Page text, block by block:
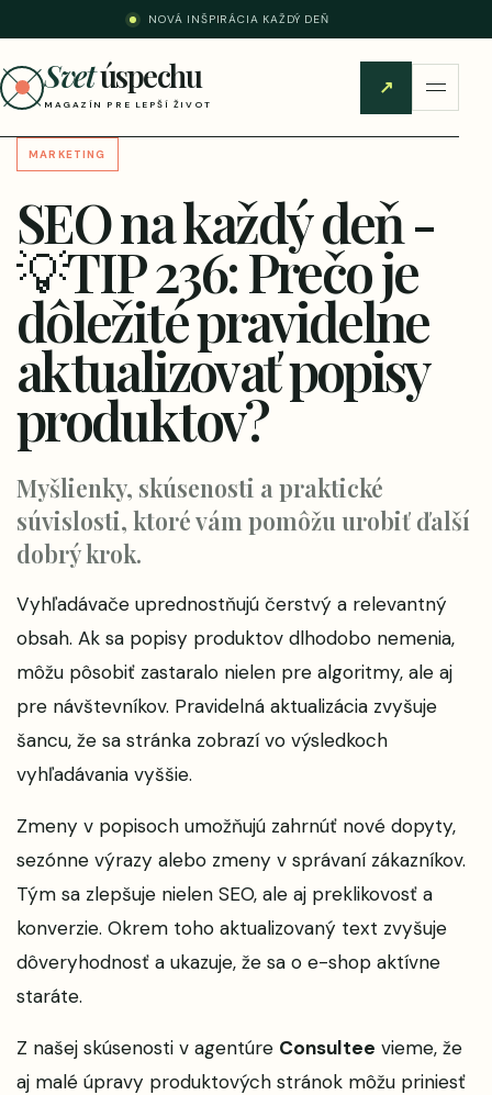
NOVÁ INŠPIRÁCIA KAŽDÝ DEŇ
Svetúspechu
MAGAZÍN PRE LEPŠÍ ŽIVOT
↗
MARKETING
SEO na každý deň -
💡TIP 236: Prečo je
dôležité pravidelne
aktualizovať popisy
produktov?
Myšlienky, skúsenosti a praktické
súvislosti, ktoré vám pomôžu urobiť ďalší
dobrý krok.
Vyhľadávače uprednostňujú čerstvý a relevantný
obsah. Ak sa popisy produktov dlhodobo nemenia,
môžu pôsobiť zastaralo nielen pre algoritmy, ale aj
pre návštevníkov. Pravidelná aktualizácia zvyšuje
šancu, že sa stránka zobrazí vo výsledkoch
vyhľadávania vyššie.
Zmeny v popisoch umožňujú zahrnúť nové dopyty,
sezónne výrazy alebo zmeny v správaní zákazníkov.
Tým sa zlepšuje nielen SEO, ale aj preklikovosť a
konverzie. Okrem toho aktualizovaný text zvyšuje
dôveryhodnosť a ukazuje, že sa o e-shop aktívne
staráte.
Z našej skúsenosti v agentúre Consultee vieme, že
aj malé úpravy produktových stránok môžu priniesť